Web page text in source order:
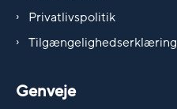
Privatlivspolitik
Tilgængelighedserklæring
Genveje